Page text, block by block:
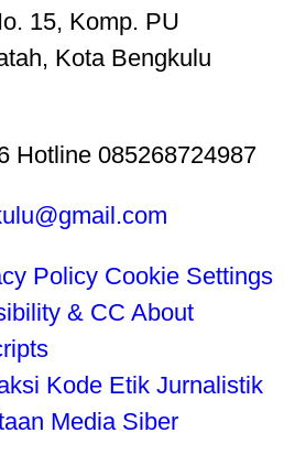
15, Komp. PU
Kota Bengkulu
Hotline 085268724987
Policy Cookie Settings
& CC About
Kode Etik Jurnalistik
Media Siber